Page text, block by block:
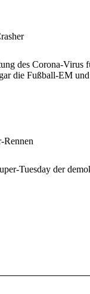
des Corona-Virus
die Fußball-EM
Rennen
Tuesday der